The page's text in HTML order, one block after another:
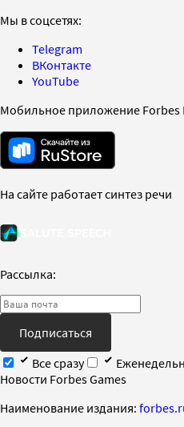
Мы в соцсетях:
Telegram
ВКонтакте
YouTube
Мобильное приложение Forbes
На сайте работает синтез речи
Рассылка:
Подписаться
Все сразу
Новости Forbes Games
Наименование издания: